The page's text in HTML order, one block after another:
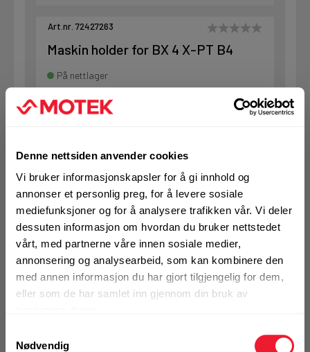
Denne nettsiden anvender cookies
Vi bruker informasjonskapsler for å gi innhold og
annonser et personlig preg, for å levere sosiale
mediefunksjoner og for å analysere trafikken vår. Vi deler
dessuten informasjon om hvordan du bruker nettstedet
vårt, med partnerne våre innen sosiale medier,
annonsering og analysearbeid, som kan kombinere den
med annen informasjon du har gjort tilgjengelig for dem,
eller som de har samlet inn gjennom din bruk av
Nødvendig
Art.nr. 72427263
Maskin holder for BX 4 X-PT B4
På nettlager
1 Stk
registrer deg for å
se din avtalepris
KJØP
Handleliste
Art.nr. 72374499
Anleggsfot X-FG B4-IF
På nettlager